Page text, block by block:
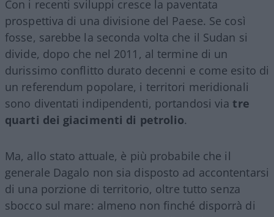
Con i recenti sviluppi cresce la paventata
prospettiva di una divisione del Paese. Se così
fosse, sarebbe la seconda volta che il Sudan si
divide, dopo che nel 2011, al termine di un
durissimo conflitto durato decenni e come esito di
un referendum popolare, i territori meridionali
sono diventati indipendenti, portandosi viatre
quarti dei giacimenti di petrolio.
Ma, allo stato attuale, è più probabile che il
generale Dagalo non sia disposto ad accontentarsi
di una porzione di territorio, oltre tutto senza
sbocco sul mare: almeno non finché disporrà di